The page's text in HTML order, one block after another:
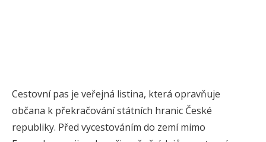
Cestovní pas je veřejná listina, která opravňuje
občana k překračování státních hranic České
republiky. Před vycestováním do zemí mimo